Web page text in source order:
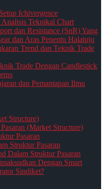
Ichivergence
Teknikal Chart
dan Resistance (SnR) Yang
dan Aras Penentu Halatuju
Trend dan Teknik Trade
Trade Dengan Candlestick
dan Pemantapan Ilmu
Structure)
(Market Structure)
Pasaran
Struktur Pasaran
Dalam Struktur Pasaran
Dengan Smart
Sindiket?